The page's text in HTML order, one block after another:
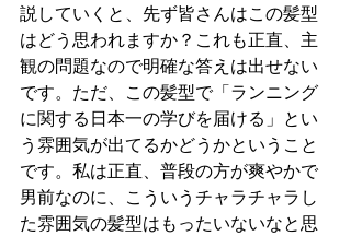
説していくと、先ず皆さんはこの髪型
はどう思われますか？これも正直、主
観の問題なので明確な答えは出せない
です。ただ、この髪型で「ランニング
に関する日本一の学びを届ける」とい
う雰囲気が出てるかどうかということ
です。私は正直、普段の方が爽やかで
男前なのに、こういうチャラチャラし
た雰囲気の髪型はもったいないなと思